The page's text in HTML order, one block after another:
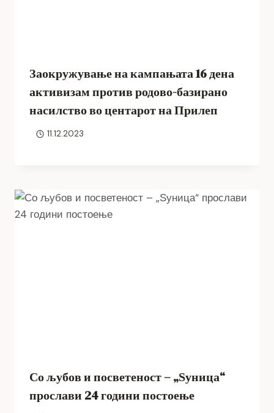
Заокружување на кампањата 16 дена
активизам против родово-базирано
насилство во центарот на Прилеп
11.12.2023
Со љубов и посветеност – „Ѕуница“
прослави 24 години постоење